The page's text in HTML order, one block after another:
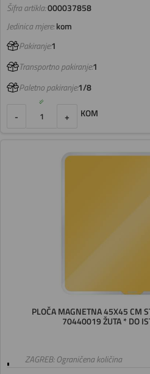
Šifra artikla:000037858
Jedinica mjere:kom
Pakiranje:1
Transportno pakiranje:1
Paletno pakiranje:1/8
- + KOM
PLOČA MAGNETNA 45X45 CM
70440019 ŽUTA * DO
ZAGREB: Ograničena količina